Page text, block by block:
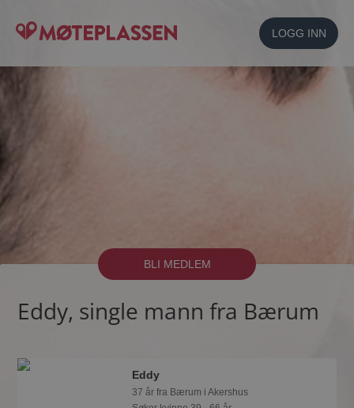
LOGG INN
BLI MEDLEM
Eddy, single mann fra Bærum
Eddy
37 år fra Bærum i Akershus